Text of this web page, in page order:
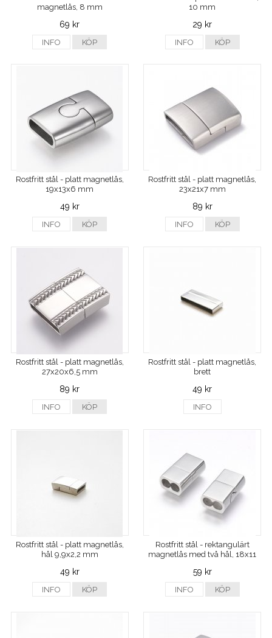
magnetlås, 8 mm
69 kr
INFO KÖP
10 mm
29 kr
INFO KÖP
Rostfritt stål - platt magnetlås,
19x13x6 mm
49 kr
INFO KÖP
Rostfritt stål - platt magnetlås,
23x21x7 mm
89 kr
INFO KÖP
Rostfritt stål - platt magnetlås,
27x20x6,5 mm
89 kr
INFO KÖP
Rostfritt stål - platt magnetlås,
brett
49 kr
INFO
Rostfritt stål - platt magnetlås,
hål 9,9x2,2 mm
49 kr
INFO KÖP
Rostfritt stål - rektangulärt
magnetlås med två hål, 18x11
59 kr
INFO KÖP